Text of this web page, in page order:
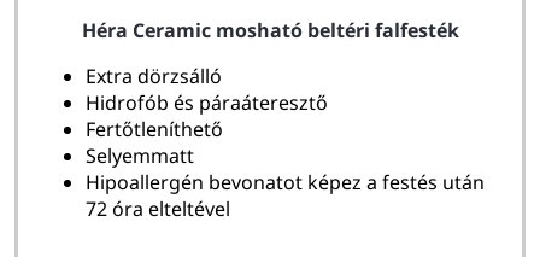
Héra Ceramic mosható beltéri falfesték
Extra dörzsálló
Hidrofób és páraáteresztő
Fertőtleníthető
Selyemmatt
Hipoallergén bevonatot képez a festés után
72 óra elteltével